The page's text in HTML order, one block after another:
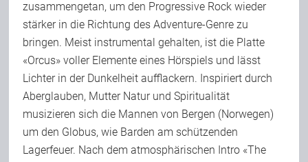
Join Us
Support Us
Kalender
zusammengetan, um den Progressive Rock wieder
stärker in die Richtung des Adventure-Genre zu
bringen. Meist instrumental gehalten, ist die Platte
«Orcus» voller Elemente eines Hörspiels und lässt
Lichter in der Dunkelheit aufflackern. Inspiriert durch
Aberglauben, Mutter Natur und Spiritualität
musizieren sich die Mannen von Bergen (Norwegen)
um den Globus, wie Barden am schützenden
Lagerfeuer. Nach dem atmosphärischen Intro «The